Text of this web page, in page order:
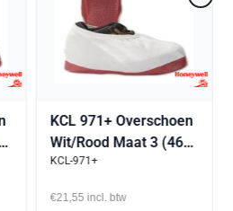
KCL 971+ Overschoen
Wit/Rood Maat 3 (46-
48)
KCL-971+
€21,55 incl. btw